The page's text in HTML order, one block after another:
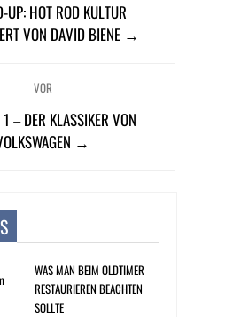
UP: HOT ROD KULTUR
VON DAVID BIENE →
VOR
– DER KLASSIKER VON
→
WAS MAN BEIM OLDTIMER
RESTAURIEREN BEACHTEN
SOLLTE